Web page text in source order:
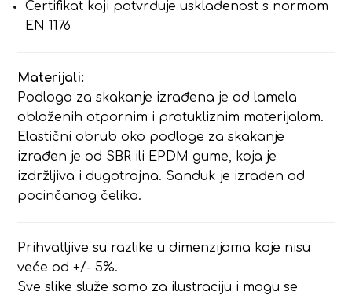
Certifikat koji potvrđuje usklađenost s normom
EN 1176
Materijali:
Podloga za skakanje izrađena je od lamela
obloženih otpornim i protukliznim materijalom.
Elastični obrub oko podloge za skakanje
izrađen je od SBR ili EPDM gume, koja je
izdržljiva i dugotrajna. Sanduk je izrađen od
pocinčanog čelika.
Prihvatljive su razlike u dimenzijama koje nisu
veće od +/- 5%.
Sve slike služe samo za ilustraciju i mogu se